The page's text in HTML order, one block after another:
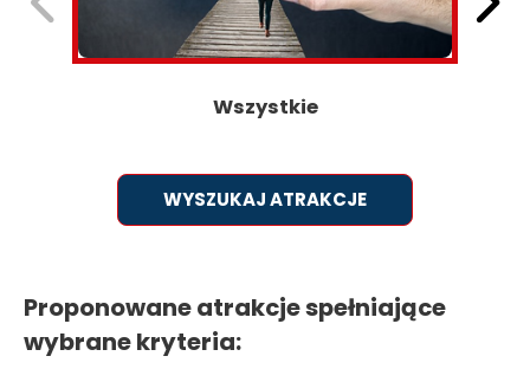
Previous
Wszystkie
Next
Proponowane atrakcje spełniające
wybrane kryteria: